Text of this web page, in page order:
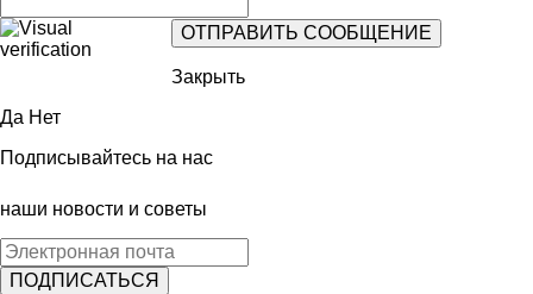
Закрыть
Да Нет
Подписывайтесь на нас
наши новости и советы